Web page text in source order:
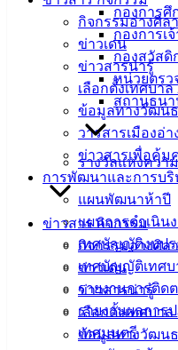
กิจกรรมอ่างศิลา
ข่าวเด่น
ข่าวสารน่ารู้
เลือกตั้งเทศบาล
ข้อมูลทางวัฒน
วารสารเมืองอ่า
ข่าวสารเพื่อคุ้ม
การพัฒนาและการบริ
แผนพัฒนาห้าปี
แผนการดำเนิน
เทศบัญญัติงบป
เทศบัญญัติเทศบ
รายงานการติด
รายงานผลการ
เทศมนตรี
กองการศึ
กองการเ
กองสวัสดิ
หน่วยตรว
สถานธน
รางวัลแห่งควา
ข่าวสาร กิจกรรม
กิจกรรมอ่างศิลา
ข่าวเด่น
ข่าวสารน่ารู้
เลือกตั้งเทศบาล
ข้อมูลทางวัฒน
บริการ
ประชาชน
ดาวน์โหลด
แบบ
ฟอร์ม,
เอกสาร
คู่มือ
สำหรับ
ประชาชน/
คู่มือการ
ปฏิบัติ
งาน
ข่าวสาร
น่ารู้